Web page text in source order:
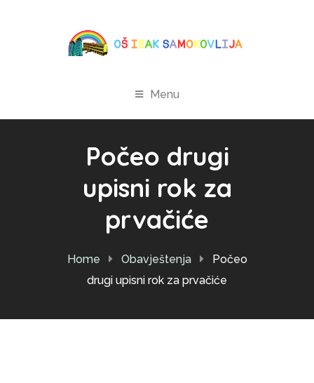
Menu
Počeo drugi
upisni rok za
prvačiće
Home Obavještenja
Počeo
drugi upisni rok za prvačiće